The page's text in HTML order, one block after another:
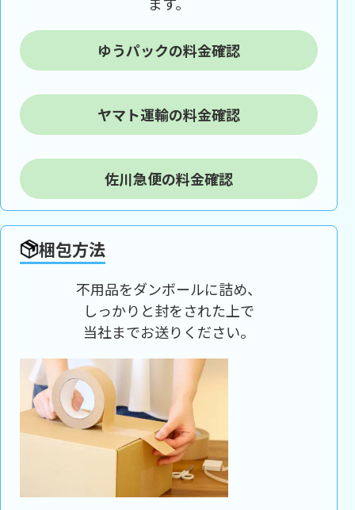
ゆうパックの料金確認
ヤマト運輸の料金確認
佐川急便の料金確認
梱包方法
不用品をダンボールに詰め、
しっかりと封をされた上で
当社までお送りください。